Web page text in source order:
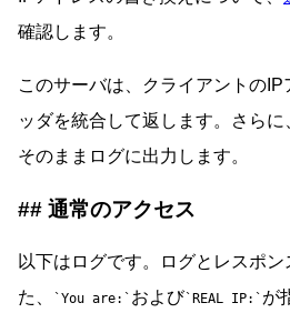
確認します。
このサーバは、クライアントの
ッダを統合して返します。さら
そのままログに出力します。
通常のアクセス
以下はログです。ログとレスポ
た、
You are: および REAL IP:
が